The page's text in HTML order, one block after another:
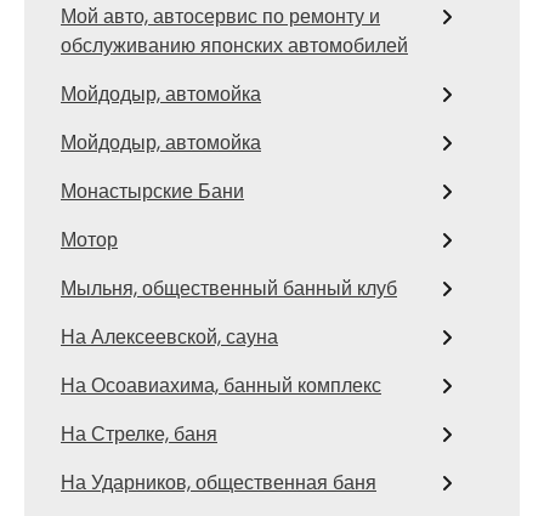
Мой авто, автосервис по ремонту и
обслуживанию японских автомобилей
Мойдодыр, автомойка
Мойдодыр, автомойка
Монастырские Бани
Мотор
Мыльня, общественный банный клуб
На Алексеевской, сауна
На Осоавиахима, банный комплекс
На Стрелке, баня
На Ударников, общественная баня